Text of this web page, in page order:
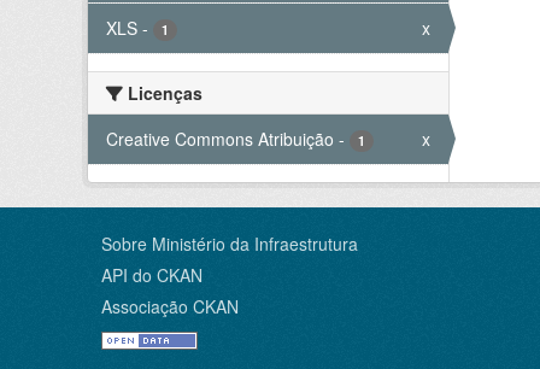
XLS - 1 x
Licenças
Creative Commons Atribuição - 1 x
Sobre Ministério da Infraestrutura
API do CKAN
Associação CKAN